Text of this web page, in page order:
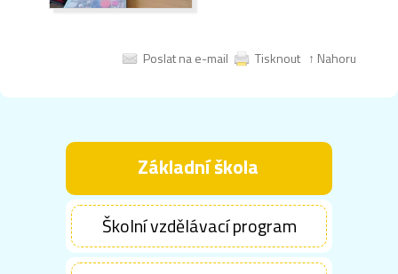
Poslat na e-mail Tisknout ↑ Nahoru
Základní škola
Školní vzdělávací program